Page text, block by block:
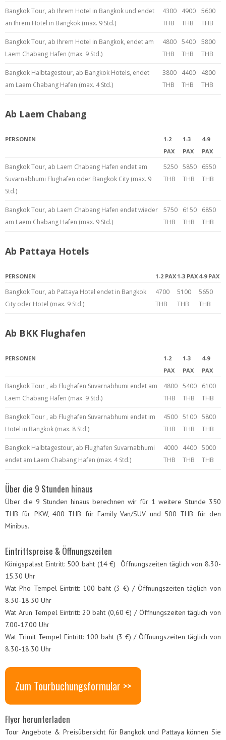
Bangkok Tour, ab Ihrem Hotel in Bangkok und endet
an Ihrem Hotel in Bangkok (max. 9 Std.)
4300
THB
4900
THB
5600
THB
Bangkok Tour, ab Ihrem Hotel in Bangkok, endet am
Laem Chabang Hafen (max. 9 Std.)
4800
THB
5400
THB
5800
THB
Bangkok Halbtagestour, ab Bangkok Hotels, endet
am Laem Chabang Hafen (max. 4 Std.)
3800
THB
4400
THB
4800
THB
Ab Laem Chabang
PERSONEN
1-2
PAX
1-3
PAX
4-9
PAX
Bangkok Tour, ab Laem Chabang Hafen endet am
Suvarnabhumi Flughafen oder Bangkok City (max. 9
Std.)
5250
THB
5850
THB
6550
THB
Bangkok Tour, ab Laem Chabang Hafen endet wieder
am Laem Chabang Hafen (max. 9 Std.)
5750
THB
6150
THB
6850
THB
Ab Pattaya Hotels
PERSONEN 1-2 PAX 1-3 PAX 4-9 PAX
Bangkok Tour, ab Pattaya Hotel endet in Bangkok
City oder Hotel (max. 9 Std.)
4700
THB
5100
THB
5650
THB
Ab BKK Flughafen
PERSONEN
1-2
PAX
1-3
PAX
4-9
PAX
Bangkok Tour , ab Flughafen Suvarnabhumi endet am
Laem Chabang Hafen (max. 9 Std.)
4800
THB
5400
THB
6100
THB
Bangkok Tour , ab Flughafen Suvarnabhumi endet im
Hotel in Bangkok (max. 8 Std.)
4500
THB
5100
THB
5800
THB
Bangkok Halbtagestour, ab Flughafen Suvarnabhumi
endet am Laem Chabang Hafen (max. 4 Std.)
4000
THB
4400
THB
5000
THB
Über die 9 Stunden hinaus
Über die 9 Stunden hinaus berechnen wir für 1 weitere Stunde 350
THB für PKW, 400 THB für Family Van/SUV und 500 THB für den
Minibus.
Eintrittspreise & Öffnungszeiten
Königspalast Eintritt: 500 baht (14 €) Öffnungszeiten täglich von 8.30-
15.30 Uhr
Wat Pho Tempel Eintritt: 100 baht (3 €) / Öffnungszeiten täglich von
8.30-18.30 Uhr
Wat Arun Tempel Eintritt: 20 baht (0,60 €) / Öffnungszeiten täglich von
7.00-17.00 Uhr
Wat Trimit Tempel Eintritt: 100 baht (3 €) / Öffnungszeiten täglich von
8.30-18.30 Uhr
Zum Tourbuchungsformular >>
Flyer herunterladen
Tour Angebote & Preisübersicht für Bangkok und Pattaya können Sie